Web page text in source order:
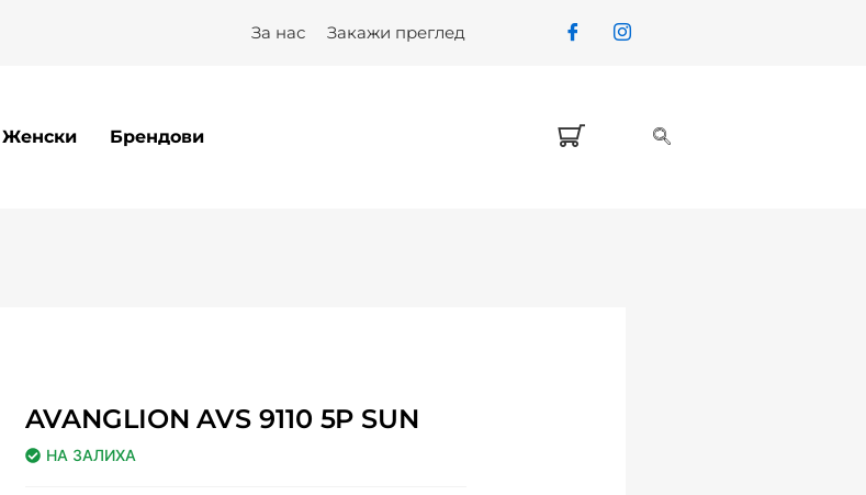
За нас Закажи преглед
Женски Брендови
AVANGLION AVS 9110 5P SUN
НА ЗАЛИХА